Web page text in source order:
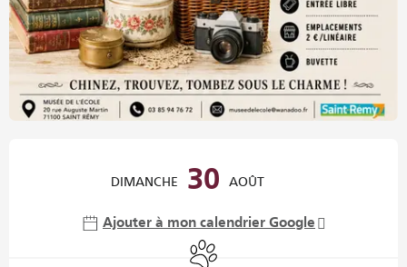
DIMANCHE 30 AOÛT
Ajouter à mon calendrier Google
Animaux acceptés